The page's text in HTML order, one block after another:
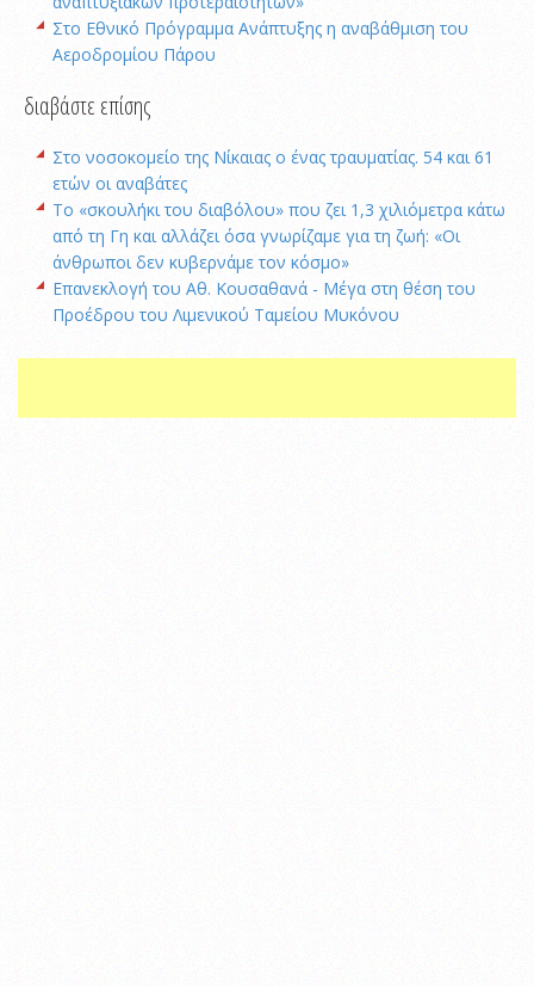
Στο Εθνικό Πρόγραμμα Ανάπτυξης η αναβάθμιση του
Αεροδρομίου Πάρου
διαβάστε επίσης
Στο νοσοκομείο της Νίκαιας ο ένας τραυματίας. 54 και 61
ετών οι αναβάτες
Το «σκουλήκι του διαβόλου» που ζει 1,3 χιλιόμετρα κάτω
από τη Γη και αλλάζει όσα γνωρίζαμε για τη ζωή: «Οι
άνθρωποι δεν κυβερνάμε τον κόσμο»
Επανεκλογή του Αθ. Κουσαθανά - Μέγα στη θέση του
Προέδρου του Λιμενικού Ταμείου Μυκόνου